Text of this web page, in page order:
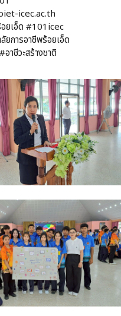
icec.ac.th
ยเอ็ด #101icec
ยการอาชีพร้อยเอ็ด
าชีวะสร้างชาติ